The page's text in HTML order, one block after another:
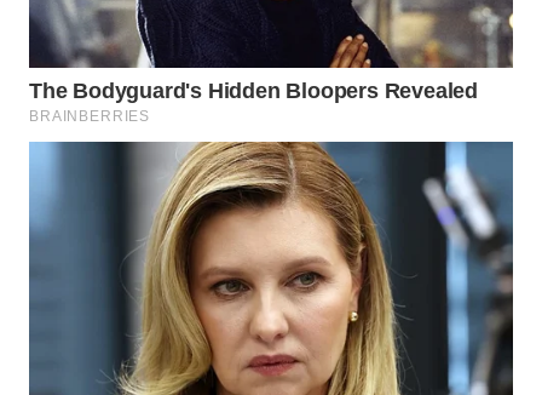
WN
LANGKAT
WN
TAPANULI